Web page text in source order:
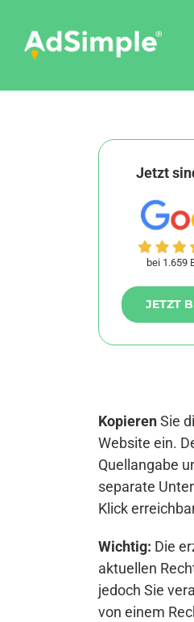
content
Jetzt
bei 1.659
JETZT
KopierenSie
Website ein.
Quellangabe
separate
Klick
Wichtig: Die
aktuellen
jedoch Sie
von einem